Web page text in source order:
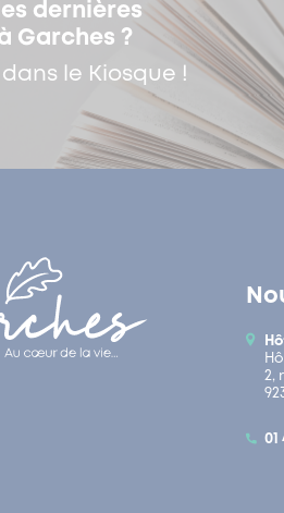
dernières
Garches ?
le Kiosque !
2,
01